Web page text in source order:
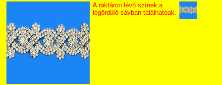
A raktáron lévő színek a
legördülő sávban találhatóak.